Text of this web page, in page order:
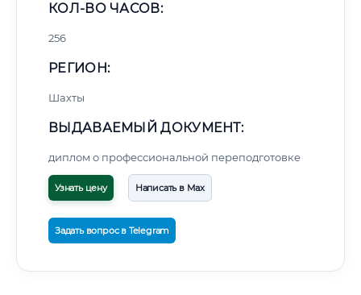
КОЛ-ВО ЧАСОВ:
256
РЕГИОН:
Шахты
ВЫДАВАЕМЫЙ ДОКУМЕНТ:
диплом о профессиональной переподготовке
Узнать цену Написать в Max
Задать вопрос в Telegram